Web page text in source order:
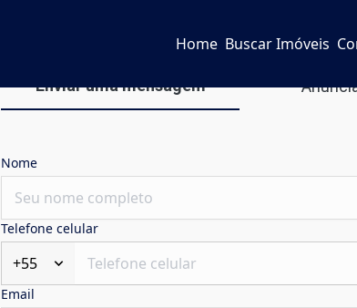
Home Buscar Imóveis
Enviar uma mensagem
Nome
Telefone celular
+55
Email